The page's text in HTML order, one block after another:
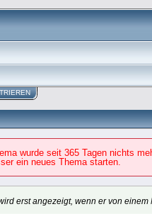
wurde seit 365 Tagen nichts
ein neues Thema starten.
erst angezeigt, wenn er von einem